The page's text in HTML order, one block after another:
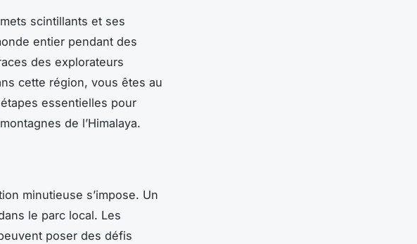
scintillants et ses
entier pendant des
des explorateurs
cette région, vous êtes au
essentielles pour
de l’Himalaya.
minutieuse s’impose. Un
le parc local. Les
poser des défis